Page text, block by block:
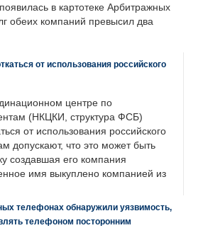
в картотеке Арбитражных
обеих компаний превысил два
от использования российского
центре по
(НКЦКИ, структура ФСБ)
от использования российского
допускают, что это может быть
создавшая его компания
имя выкуплено компанией из
телефонах обнаружили уязвимость,
телефоном посторонним